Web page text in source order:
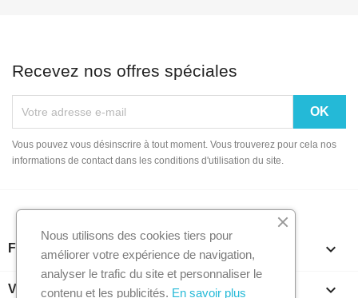
Recevez nos offres spéciales
Vous pouvez vous désinscrire à tout moment. Vous trouverez pour cela nos
informations de contact dans les conditions d'utilisation du site.
FOOTER CONTENT (MIGRATED) 
VOTRE COMPTE 
Nous utilisons des cookies tiers pour
améliorer votre expérience de navigation,
analyser le trafic du site et personnaliser le
contenu et les publicités. En savoir plus